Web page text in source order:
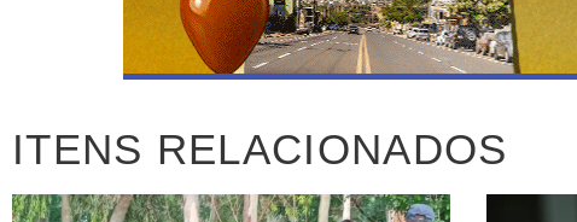
ITENS RELACIONADOS